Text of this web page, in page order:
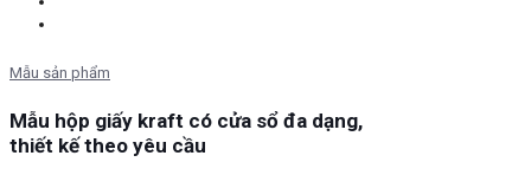
Mẫu sản phẩm
Mẫu hộp giấy kraft có cửa sổ đa dạng,
thiết kế theo yêu cầu